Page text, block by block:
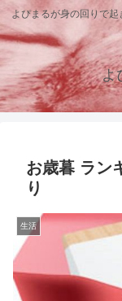
よぴまるが身の回りで
よ
お歳暮 ラン
り
生活